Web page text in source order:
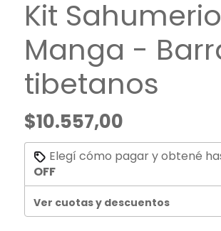
Kit
Manga -
tibetanos
$10.557,00
Elegí cómo pagar y obtené
OFF
Ver cuotas y descuentos